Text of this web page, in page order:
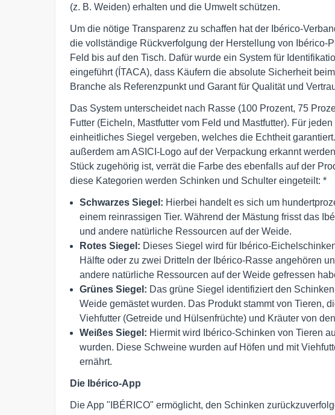
(z. B. Weiden) erhalten und die Umwelt schützen.
Um die nötige Transparenz zu schaffen hat der Ibérico-
die vollständige Rückverfolgung der Herstellung von Ibérico-
Feld bis auf den Tisch. Dafür wurde ein System für
eingeführt (ÍTACA), dass Käufern die absolute Sicherheit
Branche als Referenzpunkt und Garant für Qualität und
Das System unterscheidet nach Rasse (100 Prozent, 75
Futter (Eicheln, Mastfutter vom Feld und Mastfutter). Für
einheitliches Siegel vergeben, welches die Echtheit
außerdem am ASICI-Logo auf der Verpackung erkannt
Stück zugehörig ist, verrät die Farbe des ebenfalls auf der
diese Kategorien werden Schinken und Schulter eingeteilt: *
Schwarzes Siegel: Hierbei handelt es sich um
einem reinrassigen Tier. Während der Mästung frisst das
und andere natürliche Ressourcen auf der Weide.
Rotes Siegel: Dieses Siegel wird für Ibérico-
Hälfte oder zu zwei Dritteln der Ibérico-Rasse angehören
andere natürliche Ressourcen auf der Weide gefressen
Grünes Siegel: Das grüne Siegel identifiziert den
Weide gemästet wurden. Das Produkt stammt von Tieren,
Viehfutter (Getreide und Hülsenfrüchte) und Kräuter von
Weißes Siegel: Hiermit wird Ibérico-Schinken von Tieren
wurden. Diese Schweine wurden auf Höfen und mit
ernährt.
Die Ibérico-App
Die App "IBÉRICO" ermöglicht, den Schinken